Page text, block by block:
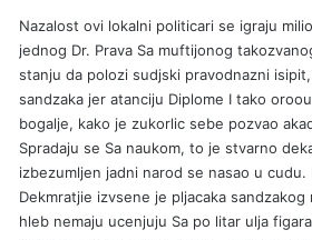
s
:
Nazalost ovi lokalni politicari se igraju
jednog Dr. Prava Sa muftijonog
stanju da polozi sudjski pravodnazni
sandzaka jer atanciju Diplome I tako
bogalje, kako je zukorlic sebe pozvao
Spradaju se Sa naukom, to je stvarno
izbezumljen jadni narod se nasao u
Dekmratjie izvsene je pljacaka
hleb nemaju ucenjuju Sa po litar ulja